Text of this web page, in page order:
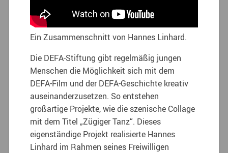
Ein Zusammenschnitt von Hannes Linhard.
Die DEFA-Stiftung gibt regelmäßig jungen
Menschen die Möglichkeit sich mit dem
DEFA-Film und der DEFA-Geschichte kreativ
auseinanderzusetzen. So entstehen
großartige Projekte, wie die szenische Collage
mit dem Titel „Zügiger Tanz“. Dieses
eigenständige Projekt realisierte Hannes
Linhard im Rahmen seines Freiwilligen